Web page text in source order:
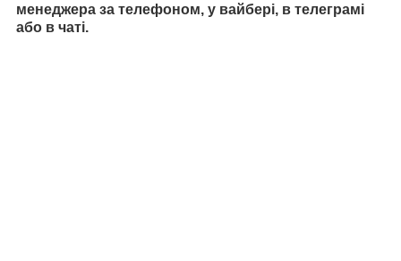
менеджера за телефоном, у вайбері, в телеграмі
або в чаті.